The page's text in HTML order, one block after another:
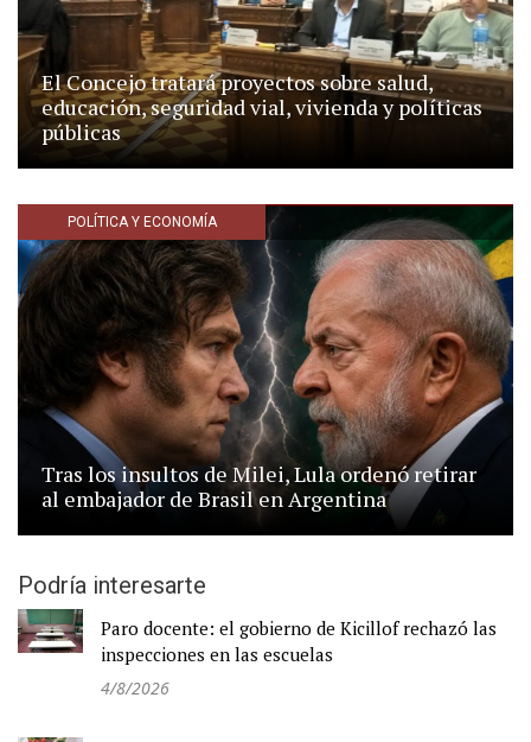
El Concejo tratará proyectos sobre salud,
educación, seguridad vial, vivienda y políticas
públicas
POLÍTICA Y ECONOMÍA
Tras los insultos de Milei, Lula ordenó retirar
al embajador de Brasil en Argentina
Podría interesarte
Paro docente: el gobierno de Kicillof rechazó las
inspecciones en las escuelas
4/8/2026